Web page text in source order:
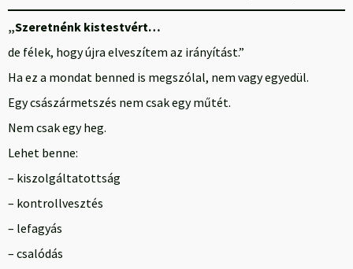
„Szeretnénk kistestvért…
de félek, hogy újra elveszítem az irányítást.”
Ha ez a mondat benned is megszólal, nem vagy egyedül.
Egy császármetszés nem csak egy műtét.
Nem csak egy heg.
Lehet benne:
– kiszolgáltatottság
– kontrollvesztés
– lefagyás
– csalódás